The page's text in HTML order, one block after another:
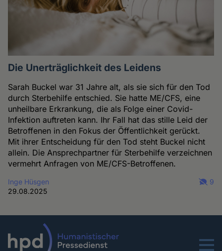
Die Unerträglichkeit des Leidens
Sarah Buckel war 31 Jahre alt, als sie sich für den Tod
durch Sterbehilfe entschied. Sie hatte ME/CFS, eine
unheilbare Erkrankung, die als Folge einer Covid-
Infektion auftreten kann. Ihr Fall hat das stille Leid der
Betroffenen in den Fokus der Öffentlichkeit gerückt.
Mit ihrer Entscheidung für den Tod steht Buckel nicht
allein. Die Ansprechpartner für Sterbehilfe verzeichnen
vermehrt Anfragen von ME/CFS-Betroffenen.
Inge Hüsgen
29.08.2025
9
Menu